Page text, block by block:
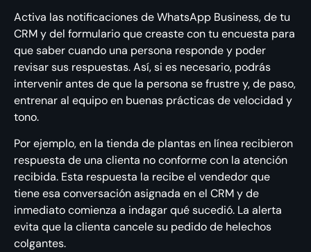
Activa las notificaciones de WhatsApp Business, de tu
CRM y del formulario que creaste con tu encuesta para
que saber cuando una persona responde y poder
revisar sus respuestas. Así, si es necesario, podrás
intervenir antes de que la persona se frustre y, de paso,
entrenar al equipo en buenas prácticas de velocidad y
tono.
Por ejemplo, en la tienda de plantas en línea recibieron
respuesta de una clienta no conforme con la atención
recibida. Esta respuesta la recibe el vendedor que
tiene esa conversación asignada en el CRM y de
inmediato comienza a indagar qué sucedió. La alerta
evita que la clienta cancele su pedido de helechos
colgantes.